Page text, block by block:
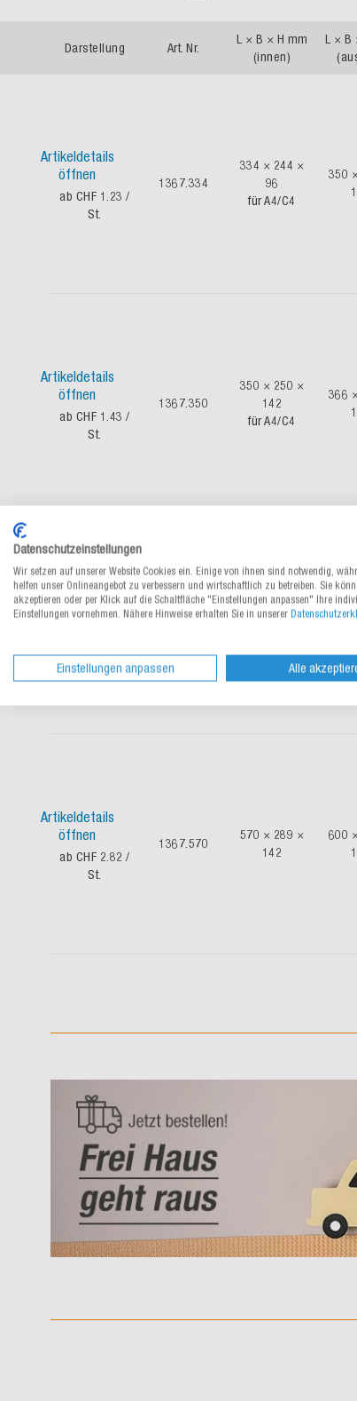
Darstellung Art. Nr.
L × B × H mm
(innen)
L × B
Artikeldetails
öffnen
ab CHF 1.23/
St.
1367.334
334 × 244 ×
96
für A4/C4
350
Artikeldetails
öffnen
ab CHF 1.43/
St.
1367.350
350 × 250 ×
142
für A4/C4
366
Artikeldetails
öffnen
St.
430 × 310 ×
100
M
458
Artikeldetails
öffnen
ab CHF 2.82/
St.
1367.570
570 × 289 ×
142
600
Datenschutzeinstellungen
Wir setzen auf unserer Website Cookies ein. Einige von ihnen sind notwendig,
helfen unser Onlineangebot zu verbessern und wirtschaftlich zu betreiben. Sie
akzeptieren oder per Klick auf die Schaltfläche "Einstellungen anpassen" Ihre
Einstellungen vornehmen. Nähere Hinweise erhalten Sie in unserer
Einstellungen anpassen Alle